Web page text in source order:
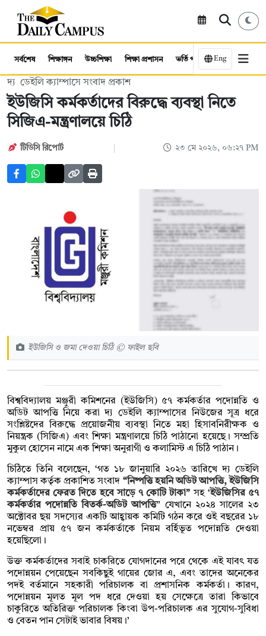
সর্বশেষ শিক্ষাঙ্গন উচ্চশিক্ষা শিক্ষা প্রশাসন ভর্তি পরীক্ষা কর্মসংস্থান
Eng
দ্য ডেইলি ক্যাম্পাসে সংবাদ প্রকাশ
ইউজিসি কর্মকর্তাদের বিরুদ্ধে ব্যবস্থা নিতে
সিজিএ-মন্ত্রণালয়ে চিঠি
টিডিসি রিপোর্ট ২৩ মে ২০২৬, ০৬:২৭ PM
ইউজিসি ও জমা দেওয়া চিঠি © ফাইল ছবি
বিশ্ববিদ্যালয় মঞ্জুরী কমিশনের (ইউজিসি) ৫৭ কর্মকর্তার পদোন্নতি ও
অডিট আপত্তি নিয়ে করা দ্য ডেইলি ক্যাম্পাসের নিউজের সূত্র ধরে
সংশ্লিষ্টদের বিরুদ্ধে প্রয়োজনীয় ব্যবস্থা নিতে মহা হিসাবনিরীক্ষক ও
নিয়ন্ত্রক (সিজিএ) এবং শিক্ষা মন্ত্রণালয়ে চিঠি পাঠানো হয়েছে। সম্প্রতি
মুকুল হোসেন নামে এক শিক্ষা অনুরাগী ও কলামিস্ট এ চিঠি পাঠান।
চিঠিতে তিনি বলেছেন, ‘গত ১৮ জানুয়ারি ২০২৬ তারিখে দ্য ডেইলি
ক্যাম্পাস কর্তৃক প্রকাশিত সংবাদ “নিষ্পত্তি হয়নি অডিট আপত্তি, ইউজিসি
কর্মকর্তাদের ফেরত দিতে হবে সাড়ে ৭ কোটি টাকা” সহ ‘ইউজিসির ৫৭
কর্মকর্তার পদোন্নতি বিতর্ক-অডিট আপত্তি” যেখানে ২০২৪ সালের ২৩
অক্টোবর ছয় সদস্যের একটি আহ্বায়ক কমিটি গঠন করে ওই বছরের ১৮
নভেম্বর প্রায় ৫৭ জন কর্মকর্তাকে নিয়ম বর্হিভূত পদোন্নতি দেওয়া
হয়েছিলো।
উক্ত কর্মকর্তাদের সবাই চাকরিতে যোগদানের পরে থেকে এই যাবৎ যত
পদোন্নয়ন পেয়েছেন সবকিছুই গায়ের জোর এ, এবং তাদের অনেকের
পদই বর্তমানে সহকারী পরিচালক বা প্রশাসনিক কর্মকর্তা। কারণ,
পদোন্নয়ন মূলত মূল পদ ধরে দেওয়া হয় সেক্ষেত্রে তারা কিভাবে
চাকুরিতে অতিরিক্ত পরিচালক কিংবা উপ-পরিচালক এর সুযোগ-সুবিধা
ও বেতন পান সেটাই ভাবার বিষয়।’